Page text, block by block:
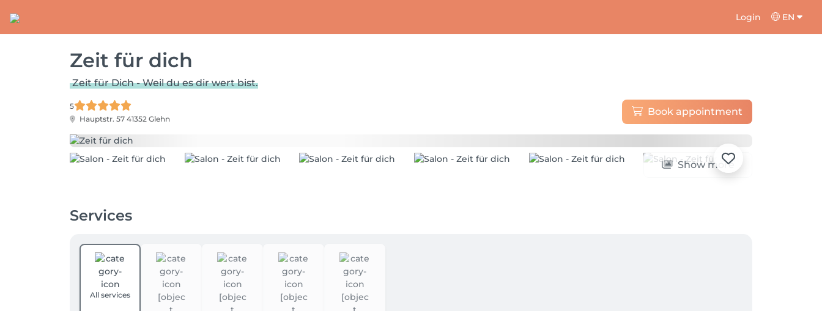
Login EN
Zeit für dich
Zeit für Dich - Weil du es dir wert bist.
5
Hauptstr. 57 41352 Glehn
Book appointment
Show more
Services
All services